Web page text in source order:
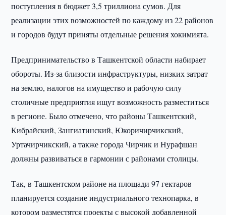
поступления в бюджет 3,5 триллиона сумов. Для
реализации этих возможностей по каждому из 22 районов
и городов будут приняты отдельные решения хокимията.
Предпринимательство в Ташкентской области набирает
обороты. Из-за близости инфраструктуры, низких затрат
на землю, налогов на имущество и рабочую силу
столичные предприятия ищут возможность разместиться
в регионе. Было отмечено, что районы Ташкентский,
Кибрайский, Зангиатинский, Юкоричирчикский,
Уртачирчикский, а также города Чирчик и Нурафшан
должны развиваться в гармонии с районами столицы.
Так, в Ташкентском районе на площади 97 гектаров
планируется создание индустриального технопарка, в
котором разместятся проекты с высокой добавленной